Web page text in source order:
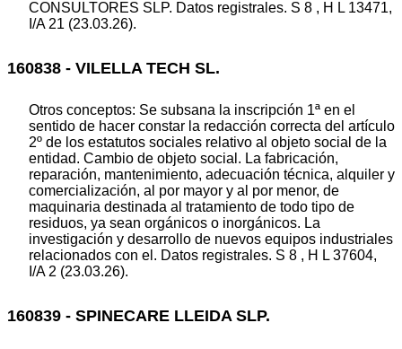
CONSULTORES SLP. Datos registrales. S 8 , H L 13471,
I/A 21 (23.03.26).
160838 - VILELLA TECH SL.
Otros conceptos: Se subsana la inscripción 1ª en el
sentido de hacer constar la redacción correcta del artículo
2º de los estatutos sociales relativo al objeto social de la
entidad. Cambio de objeto social. La fabricación,
reparación, mantenimiento, adecuación técnica, alquiler y
comercialización, al por mayor y al por menor, de
maquinaria destinada al tratamiento de todo tipo de
residuos, ya sean orgánicos o inorgánicos. La
investigación y desarrollo de nuevos equipos industriales
relacionados con el. Datos registrales. S 8 , H L 37604,
I/A 2 (23.03.26).
160839 - SPINECARE LLEIDA SLP.